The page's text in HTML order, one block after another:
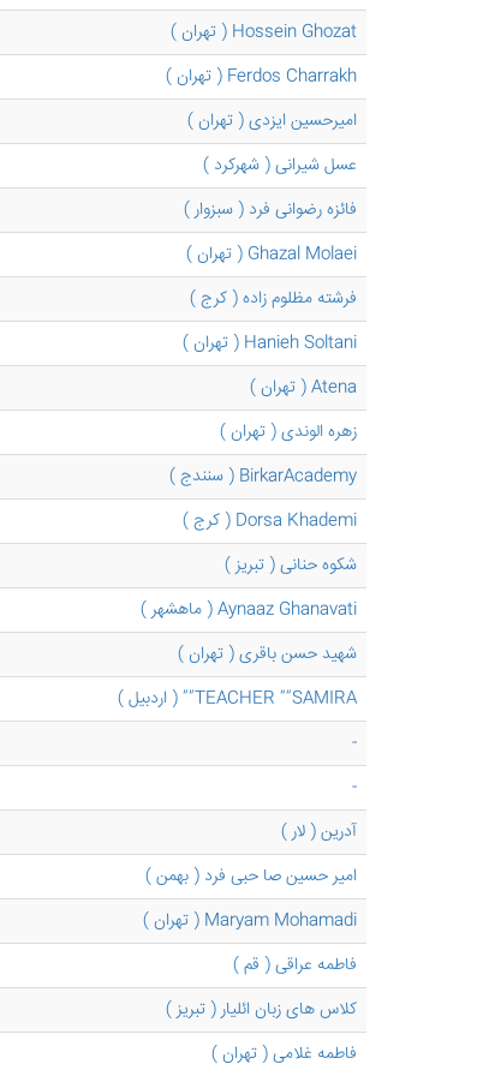
Hossein Ghozat ( تهران )
Ferdos Charrakh ( تهران )
امیرحسین ایزدی ( تهران )
عسل شیرانی ( شهرکرد )
فائزه رضوانی فرد ( سبزوار )
Ghazal Molaei ( تهران )
فرشته مظلوم زاده ( کرج )
Hanieh Soltani ( تهران )
Atena ( تهران )
زهره الوندی ( تهران )
BirkarAcademy ( سنندج )
Dorsa Khademi ( کرج )
شکوه حنانی ( تبریز )
Aynaaz Ghanavati ( ماهشهر )
شهید حسن باقری ( تهران )
TEACHER ““SAMIRA”” ( اردبیل )
-
-
آدرین ( لار )
امیر حسین صا حبی فرد ( بهمن )
Maryam Mohamadi ( تهران )
فاطمه عراقی ( قم )
کلاس های زبان ائلیار ( تبریز )
فاطمه غلامی ( تهران )